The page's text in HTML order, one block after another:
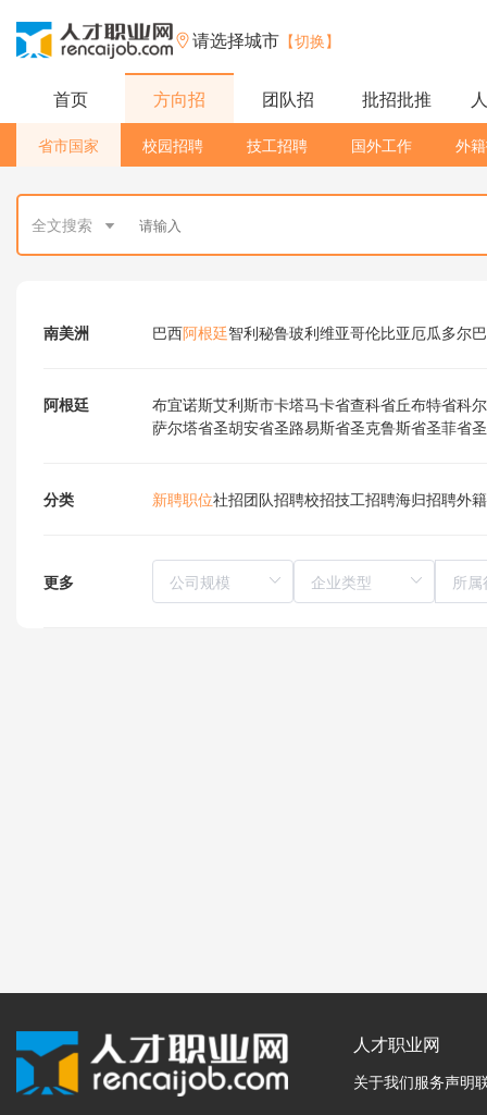
请选择城市 【切换】
首页 方向招 团队招 批招批推
省市国家 校园招聘 技工招聘 国外工作 外
全文搜索
南美洲 巴西阿根廷智利秘鲁玻利维亚哥伦比亚厄瓜多尔
阿根廷 布宜诺斯艾利斯市卡塔马卡省查科省丘布特省科
萨尔塔省圣胡安省圣路易斯省圣克鲁斯省圣菲省
分类 新聘职位社招团队招聘校招技工招聘海归招聘外
更多 所
人才职业网
关于我们服务声明